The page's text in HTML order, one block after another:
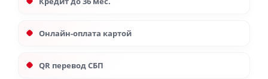
Онлайн-оплата картой
QR перевод СБП